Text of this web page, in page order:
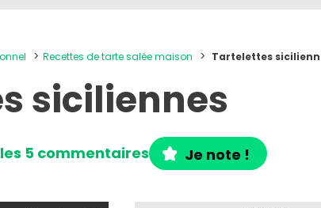
Recettes de tarte salée maison Tartelettes
siciliennes
5 commentaires Je note !